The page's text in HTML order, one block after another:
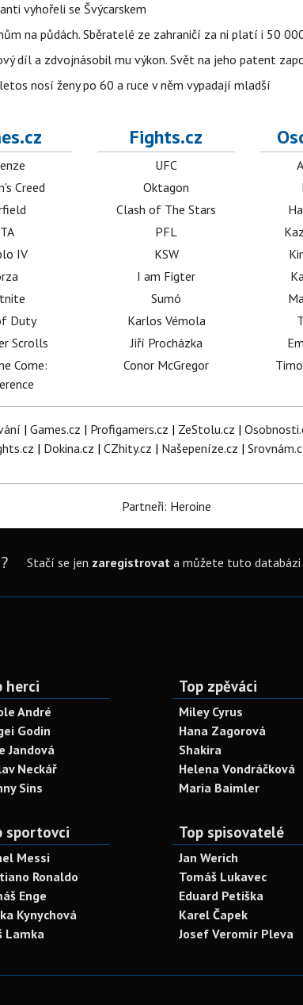
vyhořeli se Švýcarskem
na půdách. Sběratelé ze zahraničí za ni platí i 50
díl a zdvojnásobil mu výkon. Svět na jeho patent
nosí ženy po 60 a ruce v něm vypadají mladší
Creed
IV
Duty
Scrolls
Come:
Fights.cz
UFC
Oktagon
Clash of The Stars
PFL
KSW
I am Figter
Sumó
Karlos Vémola
Jiří Procházka
Conor McGregor
| Games.cz | Profigamers.cz | ZeStolu.cz |
| Dokina.cz | CZhity.cz | Našepeníze.cz |
Partneři: Heroine
Stačí se jen zaregistrovata můžete tuto databázi
herci
André
Godin
Jandová
Neckář
Sins
Top zpěváci
Miley Cyrus
Hana Zagorová
Shakira
Helena Vondráčková
Maria Baimler
sportovci
Messi
Ronaldo
Enge
Kynychová
Lamka
Top spisovatelé
Jan Werich
Tomáš Lukavec
Eduard Petiška
Karel Čapek
Josef Veromír Pleva